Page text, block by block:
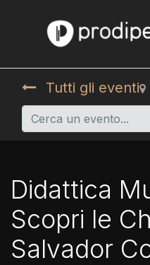
Tutti gli eventi
Didattica
Scopri le
Salvador